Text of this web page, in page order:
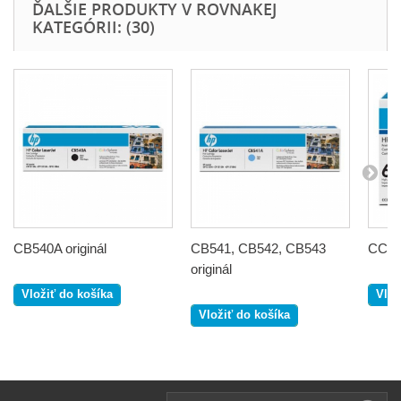
ĎALŠIE PRODUKTY V ROVNAKEJ
KATEGÓRII: (30)
CB540A originál
Vložiť do košíka
CB541, CB542, CB543
originál
Vložiť do košíka